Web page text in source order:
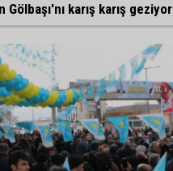
Gölbaşı'nı karış karış geziyor